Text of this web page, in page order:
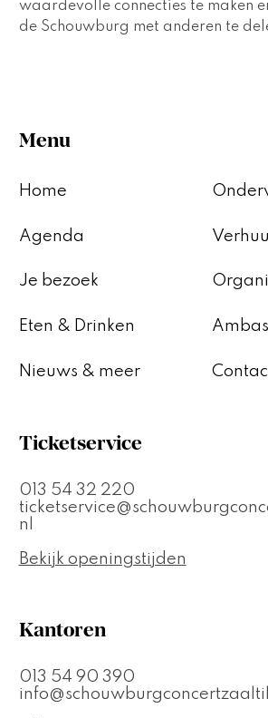
waardevolle connecties te maken
de Schouwburg met anderen te
Menu
Home
Agenda
Je bezoek
Eten & Drinken
Nieuws & meer
Ticketservice
013 54 32 220
nl
Bekijk openingstijden
Kantoren
013 54 90 390